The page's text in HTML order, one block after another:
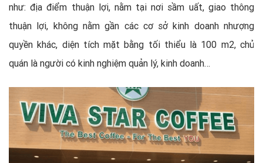
như: địa điểm thuận lợi, nằm tại nơi sầm uất, giao thông
thuận lợi, không nằm gần các cơ sở kinh doanh nhượng
quyền khác, diện tích mặt bằng tối thiểu là 100 m2, chủ
quán là người có kinh nghiệm quản lý, kinh doanh…